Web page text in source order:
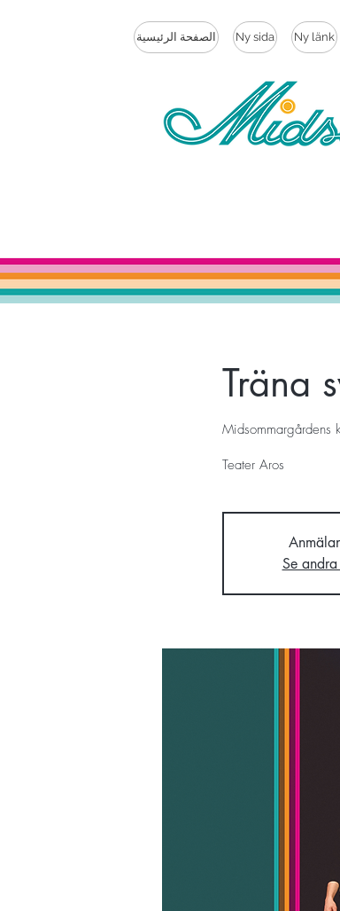
الصفحة الرئيسية Ny sida Ny länk
Träna
Midsommargårdens
Teater Aros
Se